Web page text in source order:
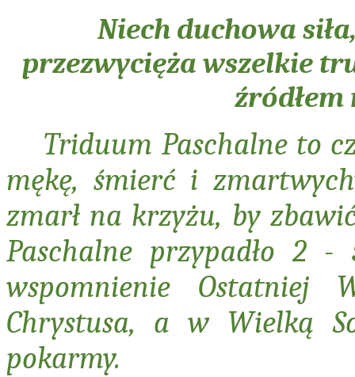
Niech duchowa
przezwycięża wszelkie
źródłem
Triduum Paschalne to
mękę, śmierć i
zmarł na krzyżu, by
Paschalne przypadło 2
wspomnienie Ostatniej
Chrystusa, a w Wielką
pokarmy.